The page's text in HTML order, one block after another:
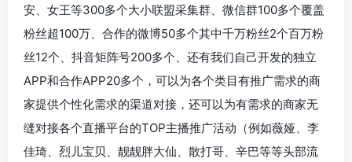
安、女王等300多个大小联盟采集群、微信群100多个覆盖
粉丝超100万、合作的微博50多个其中千万粉丝2个百万粉
丝12个、抖音矩阵号200多个、还有我们自己开发的独立
APP和合作APP20多个，可以为各个类目有推广需求的商
家提供个性化需求的渠道对接，还可以为有需求的商家无
缝对接各个直播平台的TOP主播推广活动（例如薇娅、李
佳琦、烈儿宝贝、靓靓胖大仙、散打哥、辛巴等等头部流